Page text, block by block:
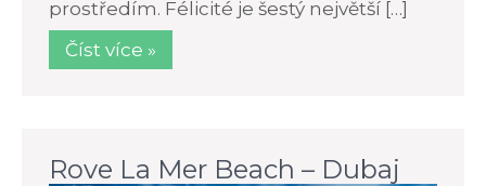
prostředím. Félicité je šestý největší […]
Číst více »
Rove La Mer Beach – Dubaj